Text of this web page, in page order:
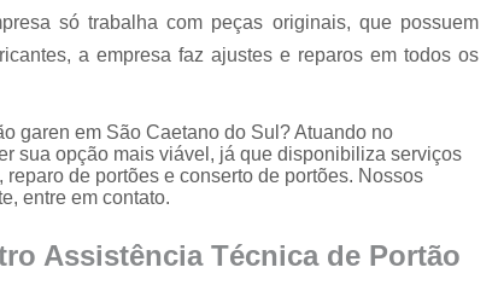
Conserto
Empresa de
Empresa de Manutenção de Portão
Empresa de
Empresa de
Empresa de
Empresa de
só trabalha com peças originais, que possuem
a empresa faz ajustes e reparos em todos os
garen em São Caetano do Sul? Atuando no
sua opção mais viável, já que disponibiliza serviços
de portões e conserto de portões. Nossos
entre em contato.
Assistência Técnica de Portão